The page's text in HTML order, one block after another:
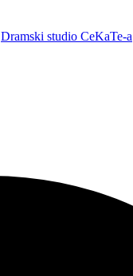
Dramski studio CeKaTe-a